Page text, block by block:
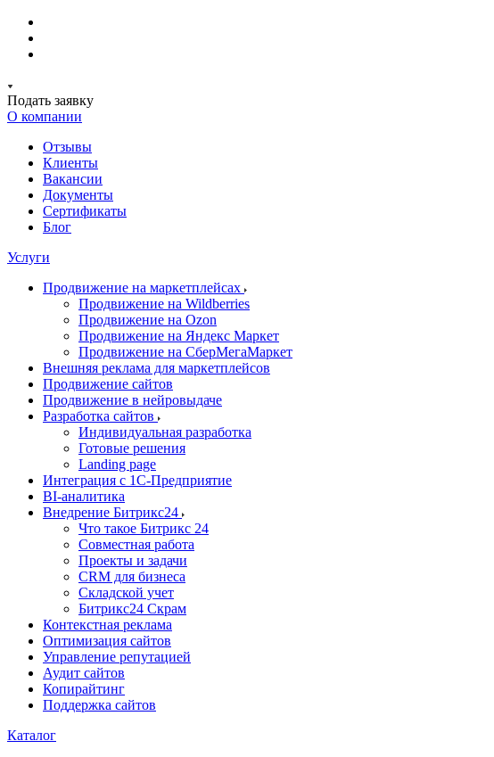
Подать заявку
О компании
Отзывы
Клиенты
Вакансии
Документы
Сертификаты
Блог
Услуги
Продвижение на маркетплейсах
Продвижение на Wildberries
Продвижение на Ozon
Продвижение на Яндекс Маркет
Продвижение на СберМегаМаркет
Внешняя реклама для маркетплейсов
Продвижение сайтов
Продвижение в нейровыдаче
Разработка сайтов
Индивидуальная разработка
Готовые решения
Landing page
Интеграция с 1С-Предприятие
BI-аналитика
Внедрение Битрикс24
Что такое Битрикс 24
Совместная работа
Проекты и задачи
СRМ для бизнеса
Складской учет
Битрикс24 Скрам
Контекстная реклама
Оптимизация сайтов
Управление репутацией
Аудит сайтов
Копирайтинг
Поддержка сайтов
Каталог